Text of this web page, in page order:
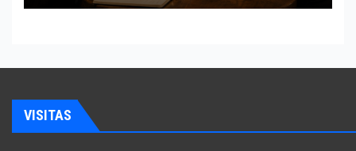
VISITAS